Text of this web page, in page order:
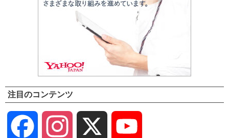
注目のコンテンツ
Facebook Instagram